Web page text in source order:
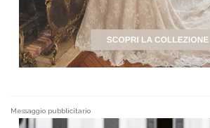
Messaggio pubblicitario